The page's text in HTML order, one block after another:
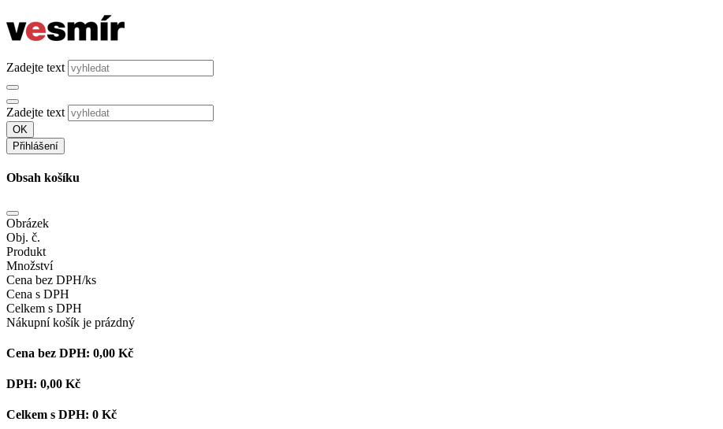
Zadejte text
Zadejte text
OK
Přihlášení
Obsah košíku
Obrázek
Obj. č.
Produkt
Množství
Cena bez DPH/ks
Cena s DPH
Celkem s DPH
Nákupní košík je prázdný
Cena bez DPH: 0,00 Kč
DPH: 0,00 Kč
Celkem s DPH: 0 Kč